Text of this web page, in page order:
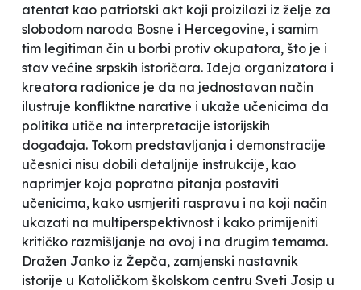
atentat kao patriotski akt koji proizilazi iz želje za
slobodom naroda Bosne i Hercegovine, i samim
tim legitiman čin u borbi protiv okupatora, što je i
stav većine srpskih istoričara. Ideja organizatora i
kreatora radionice je da na jednostavan način
ilustruje konfliktne narative i ukaže učenicima da
politika utiče na interpretacije istorijskih
događaja. Tokom predstavljanja i demonstracije
učesnici nisu dobili detaljnije instrukcije, kao
naprimjer koja popratna pitanja postaviti
učenicima, kako usmjeriti raspravu i na koji način
ukazati na multiperspektivnost i kako primijeniti
kritičko razmišljanje na ovoj i na drugim temama.
Dražen Janko iz Žepča, zamjenski nastavnik
istorije u Katoličkom školskom centru Sveti Josip u